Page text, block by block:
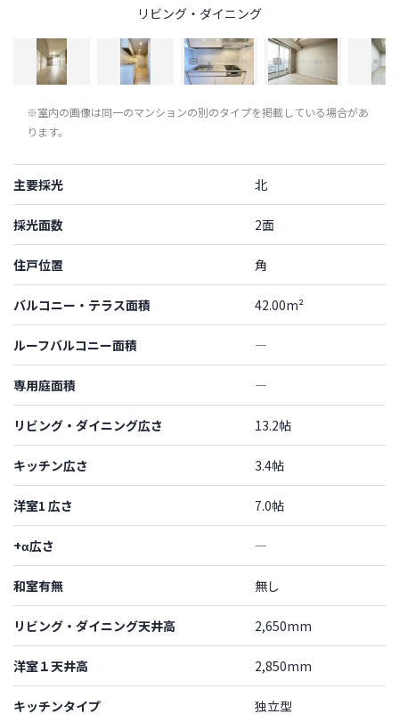
リビング・ダイニング
※室内の画像は同一のマンションの別のタイプを掲載している場合があ
ります。
主要採光 北
採光面数 2面
住戸位置 角
バルコニー・テラス面積 42.00m²
ルーフバルコニー面積 ―
専用庭面積 ―
リビング・ダイニング広さ 13.2帖
キッチン広さ 3.4帖
洋室1 広さ 7.0帖
+α広さ ―
和室有無 無し
リビング・ダイニング天井高 2,650mm
洋室１天井高 2,850mm
キッチンタイプ 独立型